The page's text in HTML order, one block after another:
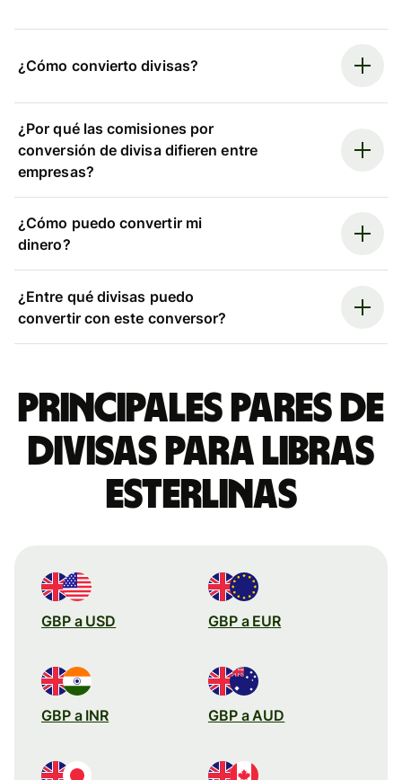
¿Cómo convierto divisas?
¿Por qué las comisiones por
conversión de divisa difieren entre
empresas?
¿Cómo puedo convertir mi
dinero?
¿Entre qué divisas puedo
convertir con este conversor?
Principales pares de
divisas para libras
esterlinas
GBP a USD GBP a EUR
GBP a INR GBP a AUD